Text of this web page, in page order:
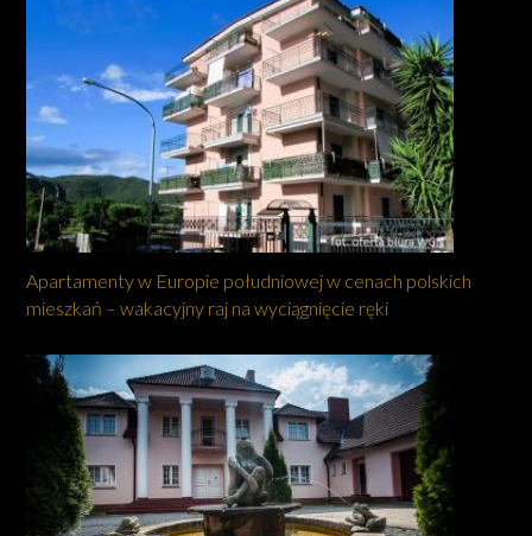
Apartamenty w Europie południowej w cenach polskich
mieszkań – wakacyjny raj na wyciągnięcie ręki